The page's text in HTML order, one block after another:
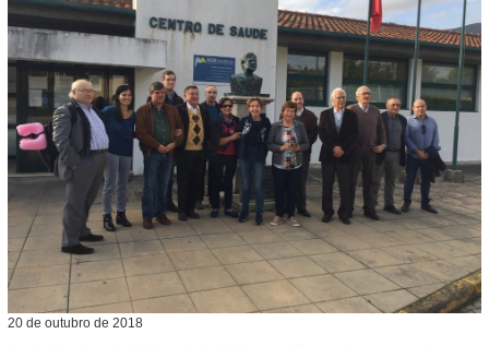
20 de outubro de 2018